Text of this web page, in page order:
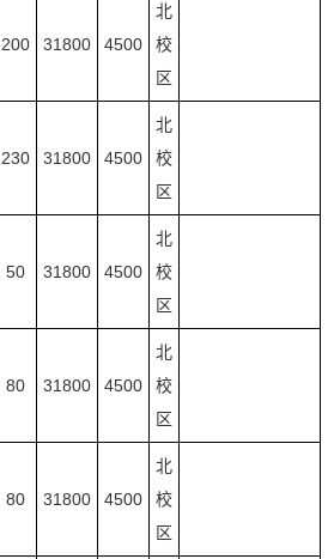
200 31800 4500
北
校
区
230 31800 4500
北
校
区
50 31800 4500
北
校
区
80 31800 4500
北
校
区
80 31800 4500
北
校
区